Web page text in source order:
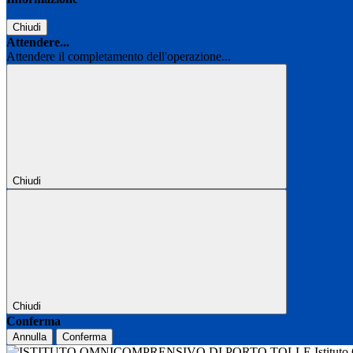
Chiudi
Attendere...
Attendere il completamento dell'operazione...
Chiudi
Chiudi
Conferma
Annulla Conferma